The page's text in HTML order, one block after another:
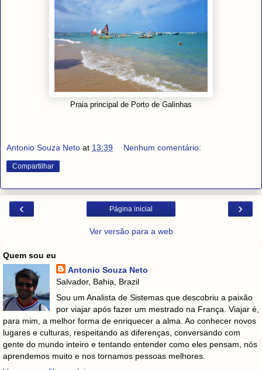
Praia principal de Porto de Galinhas
Antonio Souza Neto at 13:39 Nenhum comentário:
Compartilhar
‹ ›
Página inicial
Ver versão para a web
Quem sou eu
Antonio Souza Neto
Salvador, Bahia, Brazil
Sou um Analista de Sistemas que descobriu a paixão
por viajar após fazer um mestrado na França. Viajar é,
para mim, a melhor forma de enriquecer a alma. Ao conhecer novos
lugares e culturas, respeitando as diferenças, conversando com
gente do mundo inteiro e tentando entender como eles pensam, nós
aprendemos muito e nos tornamos pessoas melhores.